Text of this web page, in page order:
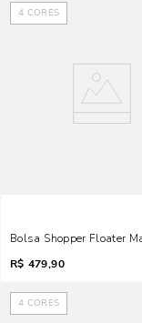
4 CORES
Bolsa Shopper Floater
R$ 479,90
4 CORES